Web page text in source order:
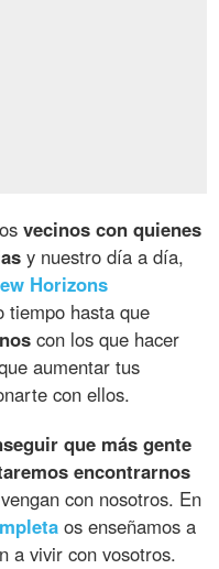
vecinos con quienes
y nuestro día a día,
Horizons
tiempo hasta que
con los que hacer
aumentar tus
con ellos.
que más gente
encontrarnos
con nosotros. En
os enseñamos a
a vivir con vosotros.